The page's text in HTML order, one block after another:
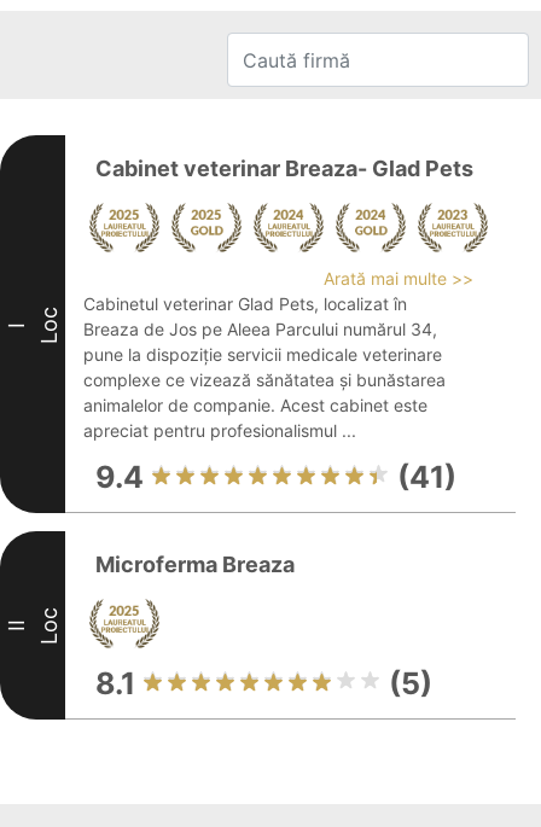
I Loc
Cabinet veterinar Breaza- Glad Pets
Arată mai multe >>
Cabinetul veterinar Glad Pets, localizat în
Breaza de Jos pe Aleea Parcului numărul 34,
pune la dispoziție servicii medicale veterinare
complexe ce vizează sănătatea și bunăstarea
animalelor de companie. Acest cabinet este
apreciat pentru profesionalismul ...
9.4 (41)
II Loc
Microferma Breaza
8.1 (5)